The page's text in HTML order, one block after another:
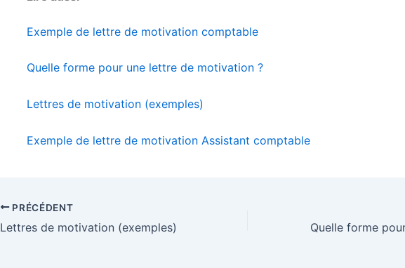
Exemple de lettre de motivation comptable
Quelle forme pour une lettre de motivation ?
Lettres de motivation (exemples)
Exemple de lettre de motivation Assistant comptable
PRÉCÉDENT
Lettres de motivation (exemples)